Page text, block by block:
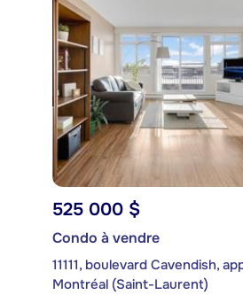
525 000 $
Condo à vendre
11111, boulevard Cavendish,
Montréal (Saint-Laurent)